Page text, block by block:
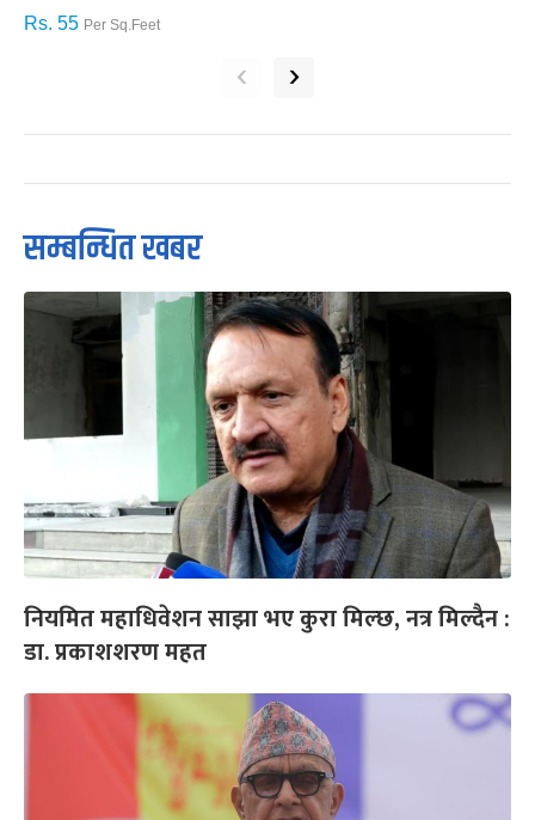
Rs. 55 Per Sq.Feet
‹ ›
सम्बन्धित खबर
नियमित महाधिवेशन साझा भए कुरा मिल्छ, नत्र मिल्दैन :
डा. प्रकाशशरण महत